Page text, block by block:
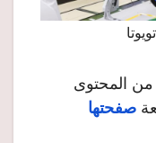
من المحتوى
صفحتها